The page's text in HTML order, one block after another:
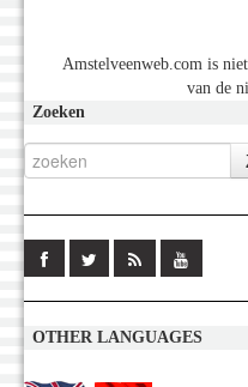
Amstelveenweb.com is
van de
Zoeken
OTHER LANGUAGES